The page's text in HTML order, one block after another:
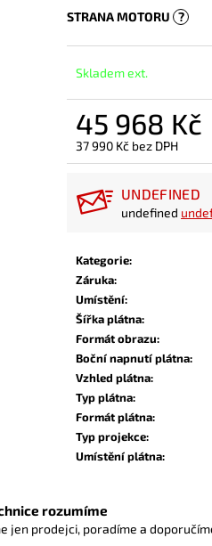
STRANA MOTORU ?
Skladem ext.
45 968 Kč
37 990 Kč bez DPH
Měrná
UNDEFINED
undefined
Kategorie:
Záruka:
Umístění:
Šířka plátna:
Formát obrazu:
Boční napnutí plátna:
Vzhled plátna:
Typ plátna:
Formát plátna:
Typ projekce:
Umístění plátna:
rozumíme
jen prodejci, poradíme a